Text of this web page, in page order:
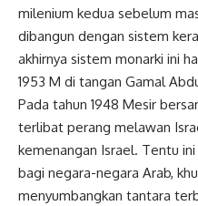
milenium kedua sebelum
dibangun dengan sistem
akhirnya sistem monarki ini
1953 M di tangan Gamal
Pada tahun 1948 Mesir
terlibat perang melawan
kemenangan Israel. Tentu
bagi negara-negara Arab,
menyumbangkan tantara